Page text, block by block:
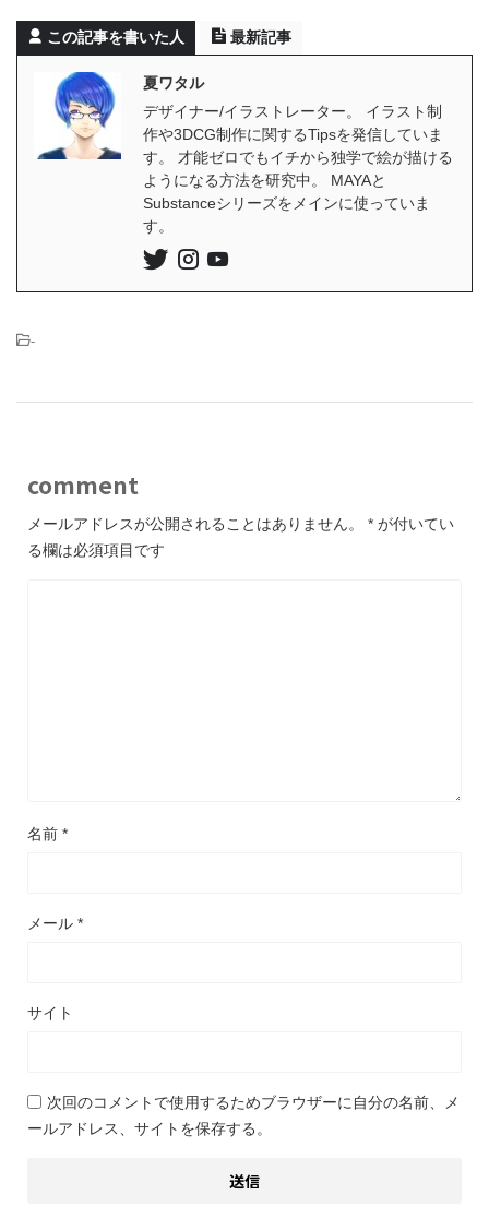
この記事を書いた人 最新記事
夏ワタル
デザイナー/イラストレーター。 イラスト制
作や3DCG制作に関するTipsを発信していま
す。 才能ゼロでもイチから独学で絵が描ける
ようになる方法を研究中。 MAYAと
Substanceシリーズをメインに使っていま
す。
-
comment
メールアドレスが公開されることはありません。 * が付いてい
る欄は必須項目です
名前 *
メール *
サイト
次回のコメントで使用するためブラウザーに自分の名前、メ
ールアドレス、サイトを保存する。